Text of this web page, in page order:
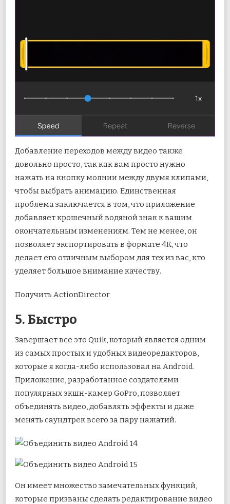
Добавление переходов между видео также
довольно просто, так как вам просто нужно
нажать на кнопку молнии между двумя клипами,
чтобы выбрать анимацию. Единственная
проблема заключается в том, что приложение
добавляет крошечный водяной знак к вашим
окончательным изменениям. Тем не менее, он
позволяет экспортировать в формате 4K, что
делает его отличным выбором для тех из вас, кто
уделяет большое внимание качеству.
Получить ActionDirector
5. Быстро
Завершает все это Quik, который является одним
из самых простых и удобных видеоредакторов,
которые я когда-либо использовал на Android.
Приложение, разработанное создателями
популярных экшн-камер GoPro, позволяет
объединять видео, добавлять эффекты и даже
менять саундтрек всего за пару нажатий.
Он имеет множество замечательных функций,
которые призваны сделать редактирование видео